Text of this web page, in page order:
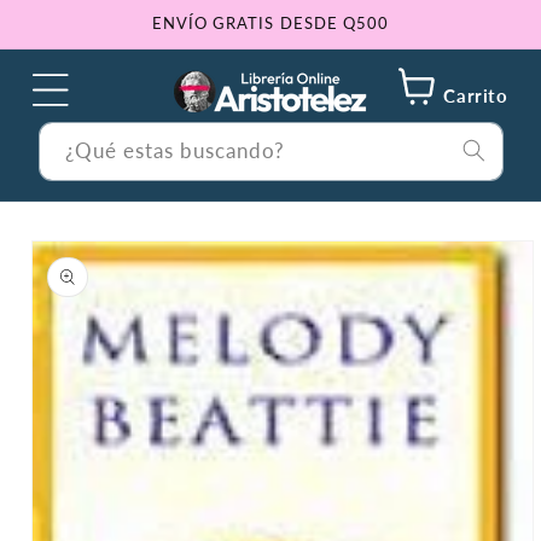
al contenido
ENVÍO GRATIS DESDE Q500
¿Qué estas buscando?
Carrito
directamente
a la
información
del producto